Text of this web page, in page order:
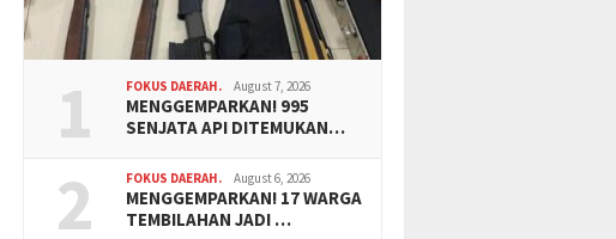
1 FOKUS DAERAH. August 7, 2026
MENGGEMPARKAN! 995
SENJATA API DITEMUKAN…
2 FOKUS DAERAH. August 6, 2026
MENGGEMPARKAN! 17 WARGA
TEMBILAHAN JADI …